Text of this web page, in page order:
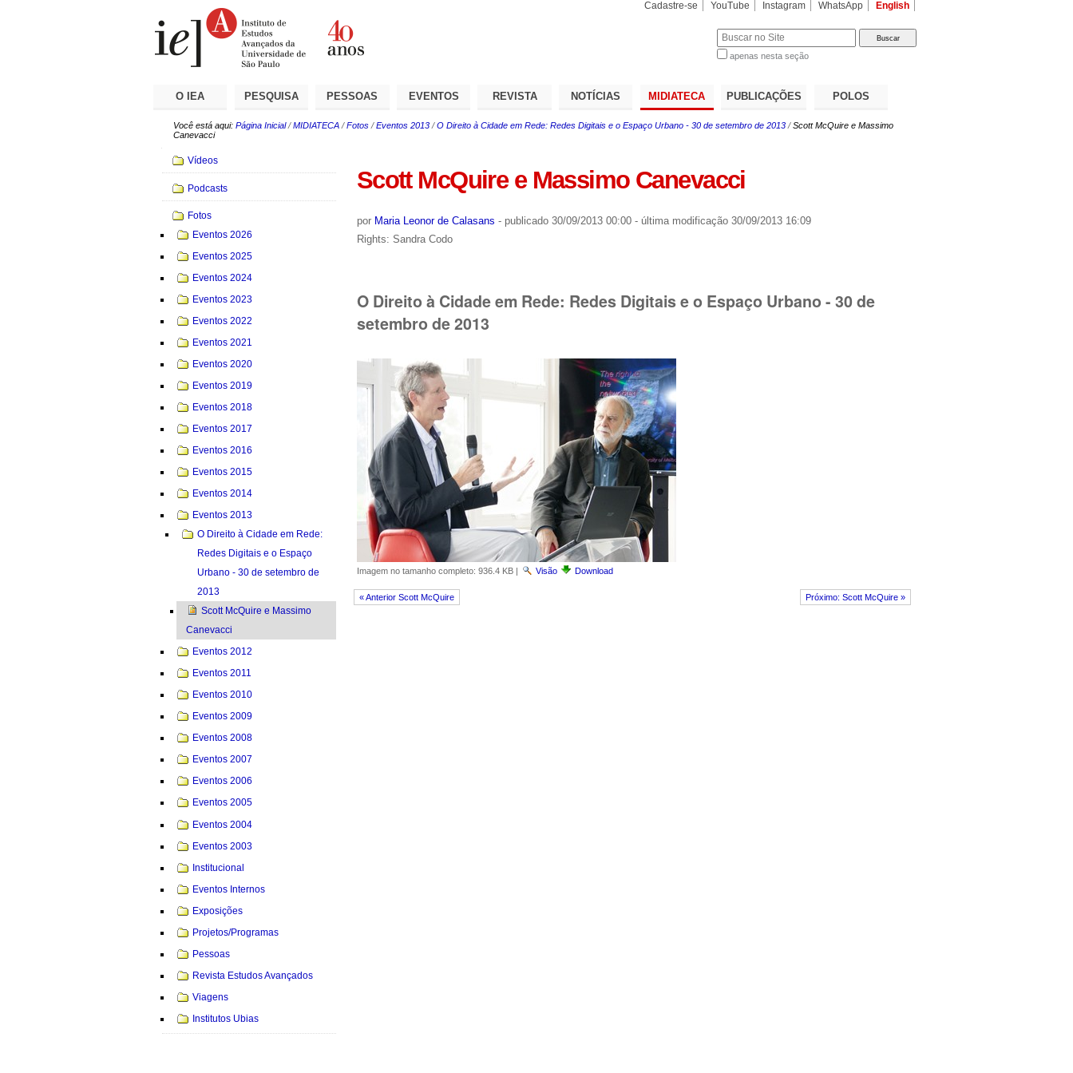
Cadastre-se YouTube Instagram WhatsApp English
apenas nesta seção
O IEA PESQUISA PESSOAS EVENTOS REVISTA NOTÍCIAS MIDIATECA PUBLICAÇÕES POLOS
Você está aqui: Página Inicial /MIDIATECA /Fotos /Eventos 2013 /O Direito à Cidade em Rede: Redes Digitais e o Espaço Urbano - 30 de setembro de 2013 /Scott McQuire e Massimo
Canevacci
Scott McQuire e Massimo Canevacci
por Maria Leonor de Calasans - publicado30/09/2013 00:00 - última modificação30/09/2013 16:09
Rights: Sandra Codo
O Direito à Cidade em Rede: Redes Digitais e o Espaço Urbano - 30 de
setembro de 2013
Imagem no tamanho completo: 936.4 KB| Visão Download
« Anterior Scott McQuire Próximo: Scott McQuire »
Navegação
Vídeos
Podcasts
Fotos
Eventos 2026
Eventos 2025
Eventos 2024
Eventos 2023
Eventos 2022
Eventos 2021
Eventos 2020
Eventos 2019
Eventos 2018
Eventos 2017
Eventos 2016
Eventos 2015
Eventos 2014
Eventos 2013
O Direito à Cidade em Rede:
Redes Digitais e o Espaço
Urbano - 30 de setembro de
2013
Scott McQuire e Massimo
Canevacci
Eventos 2012
Eventos 2011
Eventos 2010
Eventos 2009
Eventos 2008
Eventos 2007
Eventos 2006
Eventos 2005
Eventos 2004
Eventos 2003
Institucional
Eventos Internos
Exposições
Projetos/Programas
Pessoas
Revista Estudos Avançados
Viagens
Institutos Ubias